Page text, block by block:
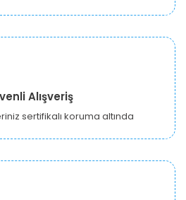
Alışveriş
sertifikalı koruma altında